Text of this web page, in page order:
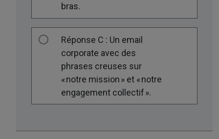
Voir les formules d’abonnement
bras.
Réponse C : Un email
corporate avec des
phrases creuses sur
« notre mission » et « notre
engagement collectif ».